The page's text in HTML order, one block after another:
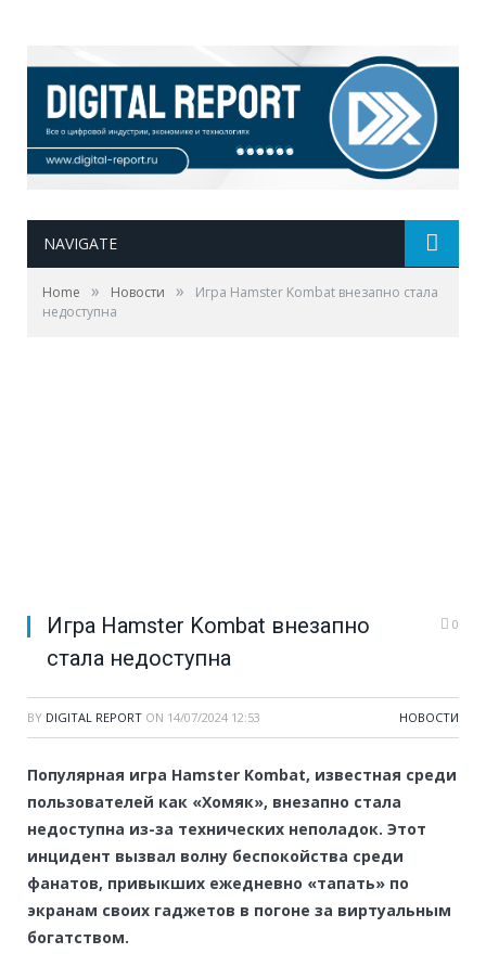
NAVIGATE
Home » Новости »
Игра Hamster Kombat внезапно стала
недоступна
Игра Hamster Kombat внезапно
стала недоступна
0
BY DIGITAL REPORT ON 14/07/2024 12:53 НОВОСТИ
Популярная игра Hamster Kombat, известная среди
пользователей как «Хомяк», внезапно стала
недоступна из-за технических неполадок. Этот
инцидент вызвал волну беспокойства среди
фанатов, привыкших ежедневно «тапать» по
экранам своих гаджетов в погоне за виртуальным
богатством.